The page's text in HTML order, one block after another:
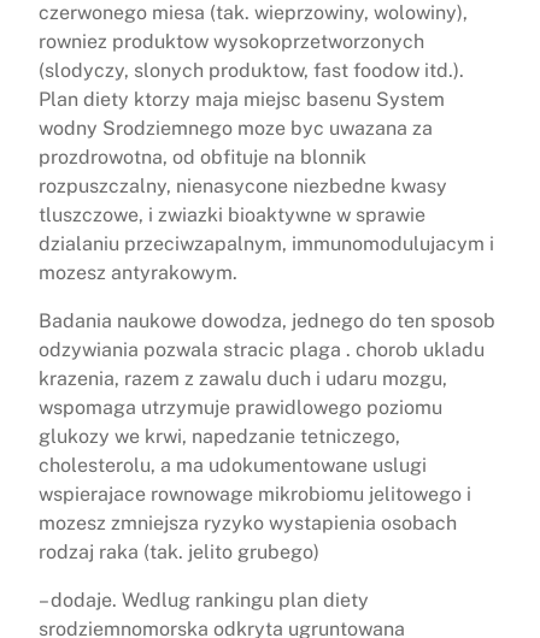
czerwonego miesa (tak. wieprzowiny, wolowiny),
rowniez produktow wysokoprzetworzonych
(slodyczy, slonych produktow, fast foodow itd.).
Plan diety ktorzy maja miejsc basenu System
wodny Srodziemnego moze byc uwazana za
prozdrowotna, od obfituje na blonnik
rozpuszczalny, nienasycone niezbedne kwasy
tluszczowe, i zwiazki bioaktywne w sprawie
dzialaniu przeciwzapalnym, immunomodulujacym i
mozesz antyrakowym.
Badania naukowe dowodza, jednego do ten sposob
odzywiania pozwala stracic plaga . chorob ukladu
krazenia, razem z zawalu duch i udaru mozgu,
wspomaga utrzymuje prawidlowego poziomu
glukozy we krwi, napedzanie tetniczego,
cholesterolu, a ma udokumentowane uslugi
wspierajace rownowage mikrobiomu jelitowego i
mozesz zmniejsza ryzyko wystapienia osobach
rodzaj raka (tak. jelito grubego)
– dodaje. Wedlug rankingu plan diety
srodziemnomorska odkryta ugruntowana